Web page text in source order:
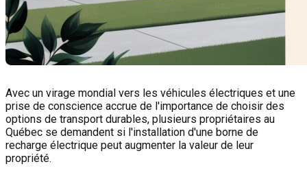
Avec un virage mondial vers les véhicules électriques et une
prise de conscience accrue de l'importance de choisir des
options de transport durables, plusieurs propriétaires au
Québec se demandent si l'installation d'une borne de
recharge électrique peut augmenter la valeur de leur
propriété.